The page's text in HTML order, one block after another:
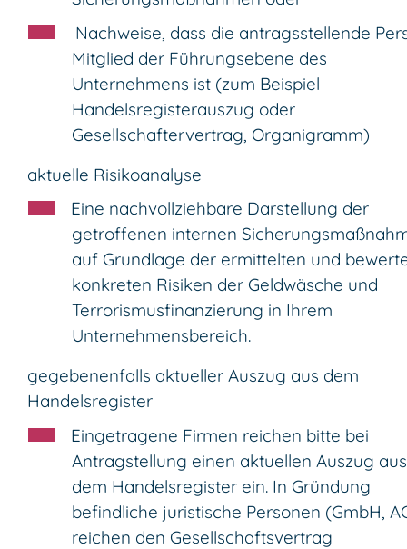
Nachweise, dass die antragsstellende
Mitglied der Führungsebene des
Unternehmens ist (zum Beispiel
Handelsregisterauszug oder
Gesellschaftervertrag, Organigramm)
aktuelle Risikoanalyse
Eine nachvollziehbare Darstellung der
getroffenen internen
auf Grundlage der ermittelten und
konkreten Risiken der Geldwäsche und
Terrorismusfinanzierung in Ihrem
Unternehmensbereich.
gegebenenfalls aktueller Auszug aus dem
Handelsregister
Eingetragene Firmen reichen bitte bei
Antragstellung einen aktuellen Auszug aus
dem Handelsregister ein. In Gründung
befindliche juristische Personen (GmbH,
reichen den Gesellschaftsvertrag